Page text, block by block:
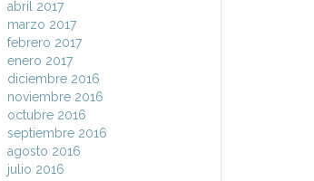
abril 2017
marzo 2017
febrero 2017
enero 2017
diciembre 2016
noviembre 2016
octubre 2016
septiembre 2016
agosto 2016
julio 2016